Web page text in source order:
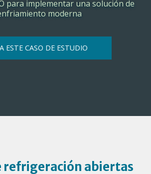
para implementar una solución de
moderna
ESTE CASO DE ESTUDIO
refrigeración abiertas